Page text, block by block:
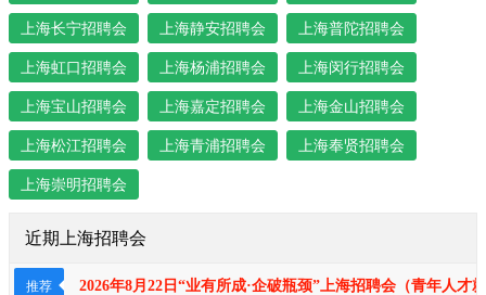
上海长宁招聘会 上海静安招聘会 上海普陀招聘会
上海虹口招聘会 上海杨浦招聘会 上海闵行招聘会
上海宝山招聘会 上海嘉定招聘会 上海金山招聘会
上海松江招聘会 上海青浦招聘会 上海奉贤招聘会
上海崇明招聘会
近期上海招聘会
推荐 2026年8月22日“业有所成·企破瓶颈​​​”上海招聘会（青年人才